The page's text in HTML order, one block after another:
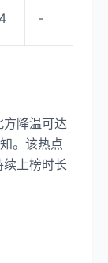
-
降温可达
。该热点
上榜时长